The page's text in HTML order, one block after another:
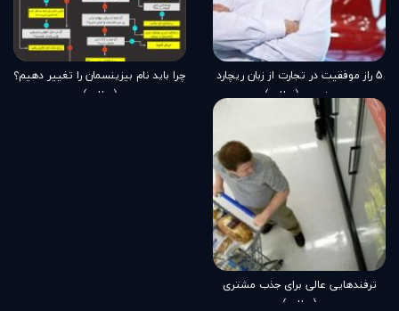
5 راز موفقیت در تجارت از زبان ریچارد
برنسون (مطلب)
چرا باید نام بیزینسمان را تغییر دهیم؟
(مطلب)
ترفندهایی عالی برای جذب مشتری
(مطلب)